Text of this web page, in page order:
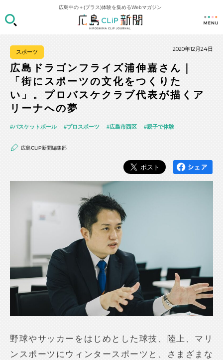
広島中の＋(プラス)体験を集めるWebマガジン
スポーツ 2020年12月24日
広島ドラゴンフライズ浦伸嘉さん｜
「街にスポーツの文化をつくりた
い」。プロバスケクラブ代表が描くア
リーナへの夢
バスケットボール プロスポーツ 広島市西区 親子で体験
広島CLiP新聞編集部
野球やサッカーをはじめとした球技、陸上、マリ
ンスポーツにウィンタースポーツと、さまざまな